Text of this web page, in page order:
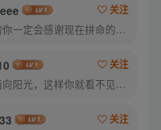
关注
未来的你一定会感谢现在拼命的自己
关注
永远面向阳光，这样你就看不见阴影了
关注